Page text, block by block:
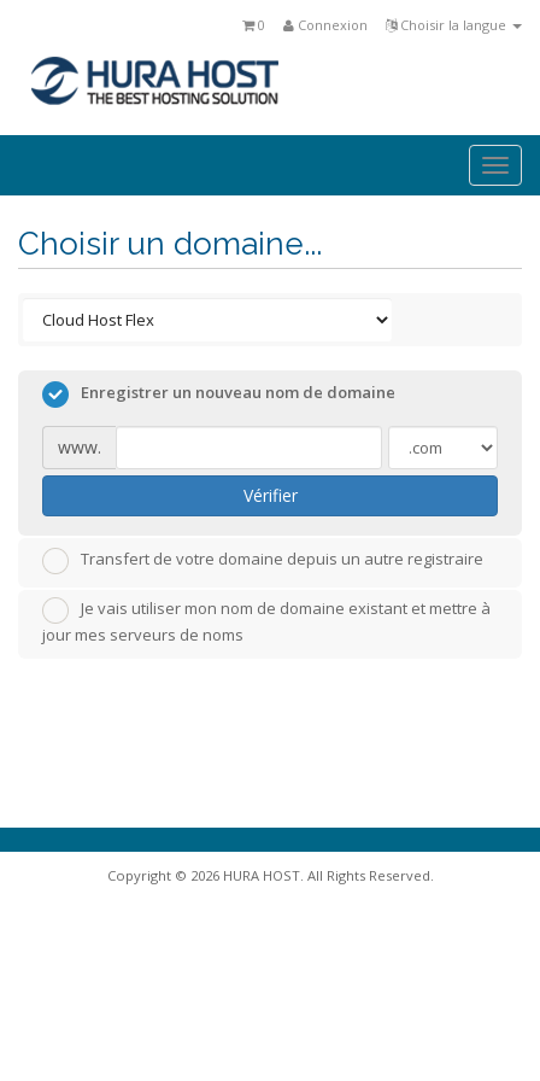
Choisir la langue
Connexion
0
Choisir un domaine...
Enregistrer un nouveau nom de domaine
www.
Vérifier
Transfert de votre domaine depuis un autre registraire
Je vais utiliser mon nom de domaine existant et mettre à
jour mes serveurs de noms
Copyright © 2026 HURA HOST. All Rights Reserved.